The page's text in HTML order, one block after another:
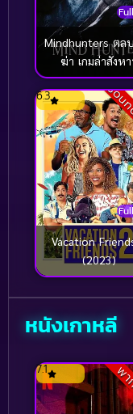
Mindhunters ตล
ฆ่า เกมล่าสังห
(2004)
6.3
Vacation
(2023)
หนังเกาหลี
พ
7.1